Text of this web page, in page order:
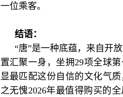
一位乘客。
结语：
“唐”是一种底蕴，来自开
置汇聚一身 ，坐拥29项全球
显最匹配这份自信的文化气质
之无愧2026年最值得购买的